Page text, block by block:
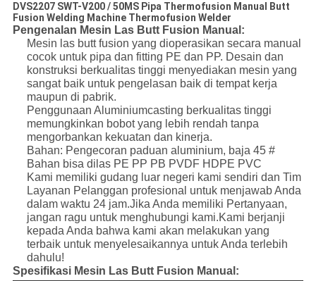
DVS2207 SWT-V200 / 50MS Pipa Thermofusion Manual Butt
Fusion Welding Machine Thermofusion Welder
Pengenalan Mesin Las Butt Fusion Manual:
Mesin las butt fusion yang dioperasikan secara manual
cocok untuk pipa dan fitting PE dan PP. Desain dan
konstruksi berkualitas tinggi menyediakan mesin yang
sangat baik untuk pengelasan baik di tempat kerja
maupun di pabrik.
Penggunaan Aluminiumcasting berkualitas tinggi
memungkinkan bobot yang lebih rendah tanpa
mengorbankan kekuatan dan kinerja.
Bahan: Pengecoran paduan aluminium, baja 45 #
Bahan bisa dilas PE PP PB PVDF HDPE PVC
Kami memiliki gudang luar negeri kami sendiri dan Tim
Layanan Pelanggan profesional untuk menjawab Anda
dalam waktu 24 jam.Jika Anda memiliki Pertanyaan,
jangan ragu untuk menghubungi kami.Kami berjanji
kepada Anda bahwa kami akan melakukan yang
terbaik untuk menyelesaikannya untuk Anda terlebih
dahulu!
Spesifikasi Mesin Las Butt Fusion Manual: